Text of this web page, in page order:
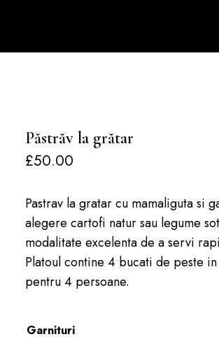
Păstrăv la grătar
£50.00
Pastrav la gratar cu mamaliguta si
alegere cartofi natur sau legume
modalitate excelenta de a servi
Platoul contine 4 bucati de peste
pentru 4 persoane.
Garnituri